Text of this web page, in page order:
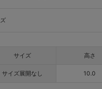
サイズ 高さ
サイズ展開なし 10.0